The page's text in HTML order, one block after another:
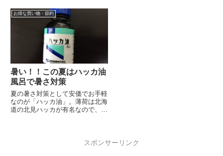
2人分だし洗えばいいよと言い張
っていたの...
お得な買い物・節約
暑い！！この夏はハッカ油
風呂で暑さ対策
夏の暑さ対策として安価でお手軽
なのが「ハッカ油」。薄荷は北海
道の北見ハッカが有名なので、空
スポンサーリンク